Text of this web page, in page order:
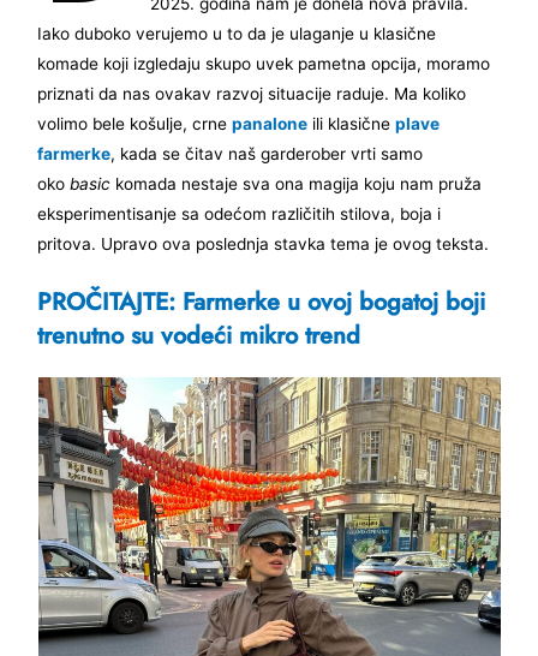
Iako duboko verujemo u to da je ulaganje u klasične
komade koji izgledaju skupo uvek pametna opcija, moramo
priznati da nas ovakav razvoj situacije raduje. Ma koliko
volimo bele košulje, crnepanalone ili klasičneplave
farmerke, kada se čitav naš garderober vrti samo
okobasic komada nestaje sva ona magija koju nam pruža
eksperimentisanje sa odećom različitih stilova, boja i
pritova. Upravo ova poslednja stavka tema je ovog teksta.
PROČITAJTE: Farmerke u ovoj bogatoj boji
trenutno su vodeći mikro trend